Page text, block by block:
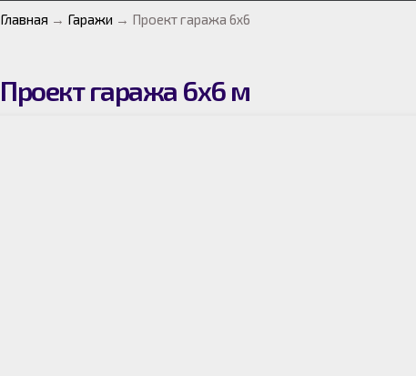
Главная → Гаражи → Проект гаража 6х6
Проект гаража 6х6 м